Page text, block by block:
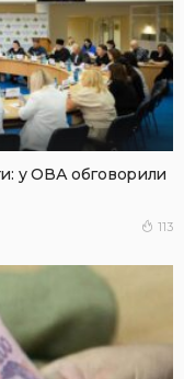
у ОВА обговорили
113